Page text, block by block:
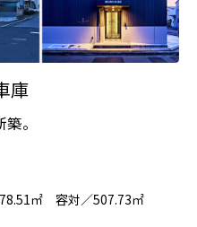
庫
。
㎡ 容対／507.73㎡